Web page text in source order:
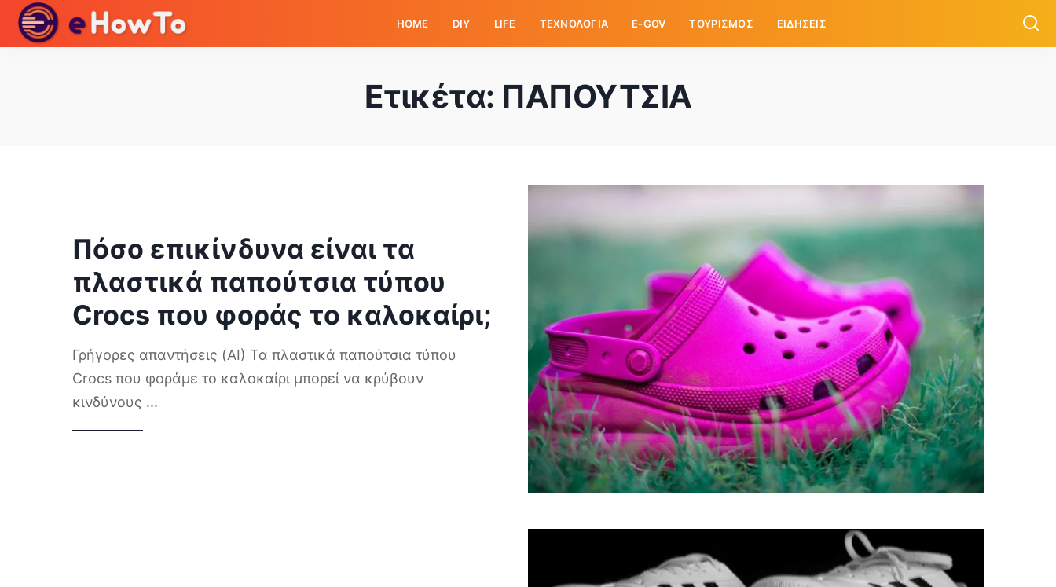
HOME DIY LIFE ΤΕΧΝΟΛΟΓΙΑ E-GOV ΤΟΥΡΙΣΜΟΣ ΕΙΔΗΣΕΙΣ
Ετικέτα: ΠΑΠΟΥΤΣΙΑ
Πόσο επικίνδυνα είναι τα
πλαστικά παπούτσια τύπου
Crocs που φοράς το καλοκαίρι;
Γρήγορες απαντήσεις (AI) Τα πλαστικά παπούτσια τύπου
Crocs που φοράμε το καλοκαίρι μπορεί να κρύβουν
κινδύνους ...